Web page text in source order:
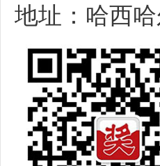
地址：哈西